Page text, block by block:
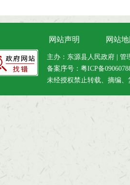
网站声明 网站
主办：东源县人民政府 | 管
备案序号： 粤ICP备
未经授权禁止转载、摘编